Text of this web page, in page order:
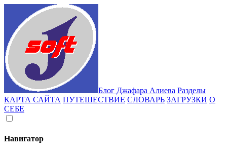
Блог Джафара Алиева Разделы
КАРТА САЙТА ПУТЕШЕСТВИЕ СЛОВАРЬ ЗАГРУЗКИ О
СЕБЕ
Навигатор